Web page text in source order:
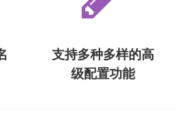
支持多种多样的高
级配置功能